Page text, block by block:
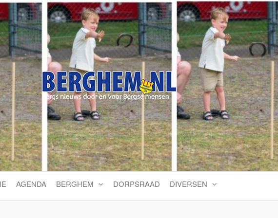
Bérgs nieuws door en voor Bérgse mensen
AGENDA BERGHEM DORPSRAAD DIVERSEN